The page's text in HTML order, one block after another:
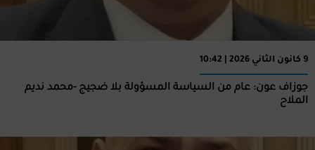
9 كانون الثاني 2026 | 10:42
جوزاف عون: عام من السياسة المسؤولة بلا ضجيج -محمد نديم
الملاح